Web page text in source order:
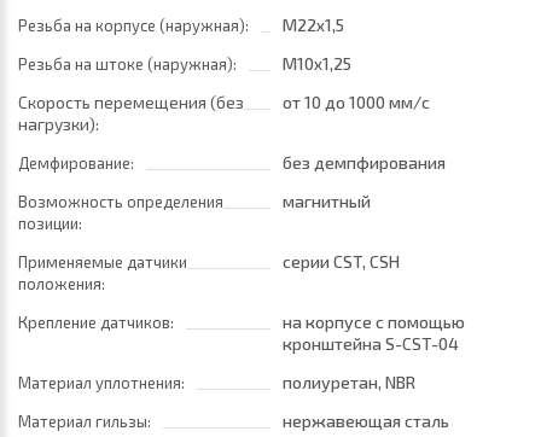
Резьба на корпусе (наружная): M22x1,5
Резьба на штоке (наружная):
M10x1,25
Скорость перемещения (без
нагрузки):
от 10 до 1000 мм/с
Демфирование: без демпфирования
Возможность определения
позиции:
магнитный
Применяемые датчики
положения:
серии CST, CSH
Крепление датчиков:
на корпусе с помощью
кронштейна S-CST-04
Материал уплотнения: полиуретан, NBR
Материал гильзы: нержавеющая сталь